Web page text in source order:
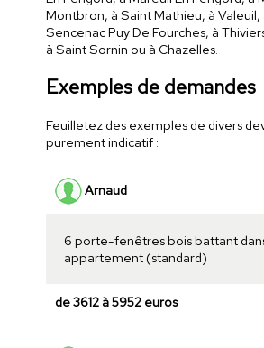
Montbron, à Saint Mathieu, à Valeuil,
Sencenac Puy De Fourches, à
à Saint Sornin ou à Chazelles.
Exemples de demandes
Feuilletez des exemples de divers
purement indicatif :
Arnaud
6 porte-fenêtres bois battant
appartement (standard)
de 3612 à 5952 euros